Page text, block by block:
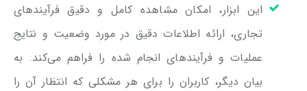
این ابزار، امکان مشاهده کامل و دقیق فرآیندهای
تجاری، ارائه اطلاعات دقیق در مورد وضعیت و نتایج
عملیات و فرآیندهای انجام شده را فراهم می‌کند. به
بیان دیگر، کاربران را برای هر مشکلی که انتظار آن را